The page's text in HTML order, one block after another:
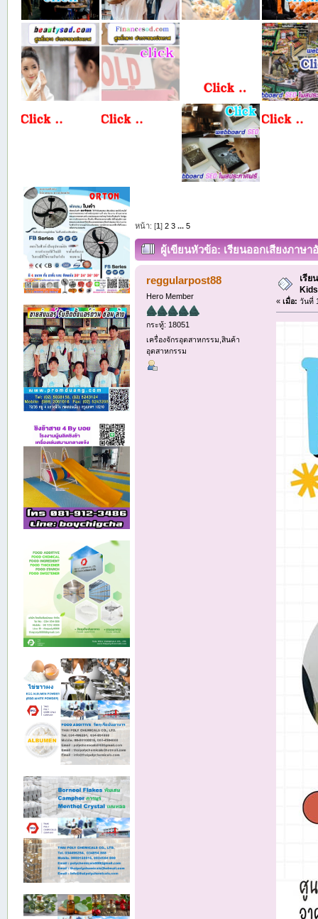
หน้า: [1 ] 2 3 ... 5
ผู้เขียนหัวข้อ: เรียนออกเสียงภาษ
reggularpost88
Hero Member
กระทู้: 18051
เครื่องจักรอุตสาหกรรม,สินค้า
อุตสาหกรรม
เรีย
«เมื่อ: วันที่